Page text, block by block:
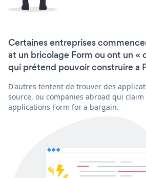
Certaines entreprises
at un bricolage Form ou ont un «
qui prétend pouvoir construire a
D'autres tentent de trouver des
source, ou companies abroad qui
applications Form for a bargain.